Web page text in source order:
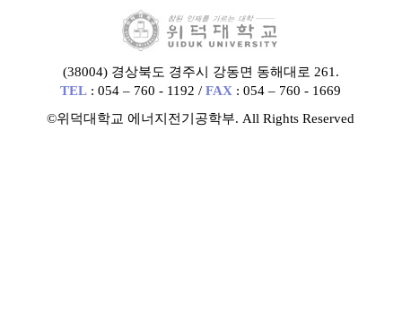
(38004) 경상북도 경주시 강동면 동해대로 261.
TEL : 054 – 760 - 1192 /FAX : 054 – 760 - 1669
©위덕대학교 에너지전기공학부. All Rights Reserved